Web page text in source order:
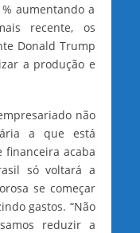
aumentando a
recente, os
Donald Trump
a produção e
não
a que está
financeira acaba
só voltará a
se começar
gastos. “Não
reduzir a